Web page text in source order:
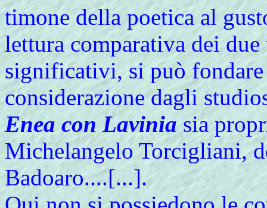
timone della poetica al
lettura comparativa dei
significativi, si può fondare
considerazione dagli
Enea con Laviniasia
Michelangelo Torcigliani,
Badoaro....[...].